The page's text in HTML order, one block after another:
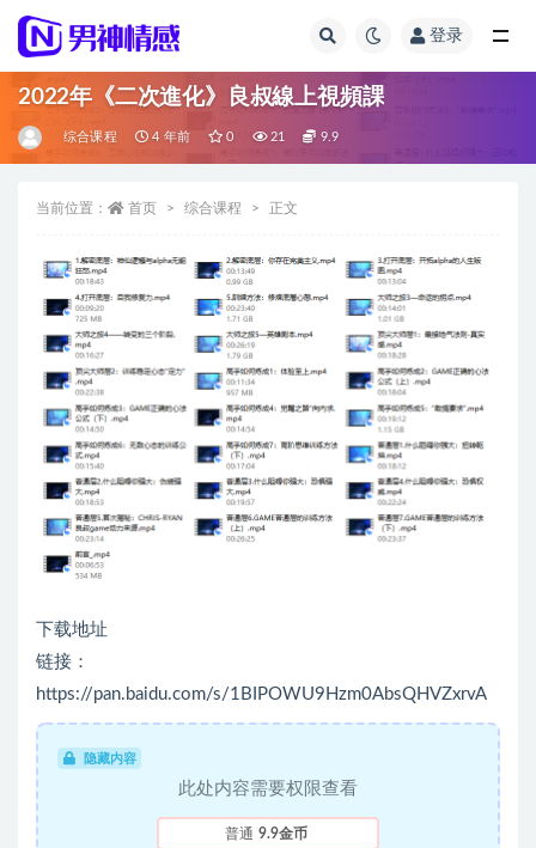
登录
2022年《二次進化》良叔線上視頻課
综合课程 4 年前 0 21 9.9
当前位置： 首页 综合课程 正文
下载地址
链接：
https://pan.baidu.com/s/1BIPOWU9Hzm0AbsQHVZxrvA
隐藏内容
此处内容需要权限查看
普通 9.9金币